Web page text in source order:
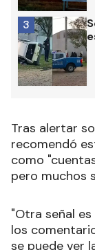
3
Tras alertar
recomendó
como
pero muchos
"Otra señal
los
se puede ver